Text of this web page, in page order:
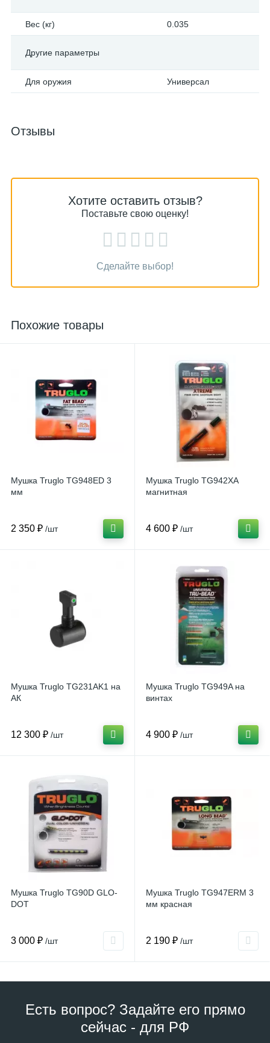
Вес (кг) 0.035
Другие параметры
Для оружия Универсал
Отзывы
Хотите оставить отзыв?
Поставьте свою оценку!
Сделайте выбор!
Похожие товары
Мушка Truglo TG948ED 3
мм
2 350 ₽ /шт
Мушка Truglo TG942XA
магнитная
4 600 ₽ /шт
Мушка Truglo TG231AK1 на
АК
12 300 ₽ /шт
Мушка Truglo TG949A на
винтах
4 900 ₽ /шт
Мушка Truglo TG90D GLO-
DOT
3 000 ₽ /шт
Мушка Truglo TG947ERM 3
мм красная
2 190 ₽ /шт
Есть вопрос? Задайте его прямо
сейчас - для РФ